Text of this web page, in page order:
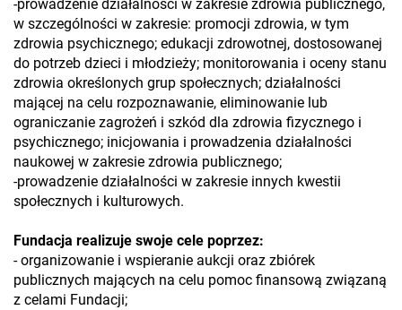
-prowadzenie działalności w zakresie zdrowia publicznego,
w szczególności w zakresie: promocji zdrowia, w tym
zdrowia psychicznego; edukacji zdrowotnej, dostosowanej
do potrzeb dzieci i młodzieży; monitorowania i oceny stanu
zdrowia określonych grup społecznych; działalności
mającej na celu rozpoznawanie, eliminowanie lub
ograniczanie zagrożeń i szkód dla zdrowia fizycznego i
psychicznego; inicjowania i prowadzenia działalności
naukowej w zakresie zdrowia publicznego;
-prowadzenie działalności w zakresie innych kwestii
społecznych i kulturowych.
Fundacja realizuje swoje cele poprzez:
- organizowanie i wspieranie aukcji oraz zbiórek
publicznych mających na celu pomoc finansową związaną
z celami Fundacji;